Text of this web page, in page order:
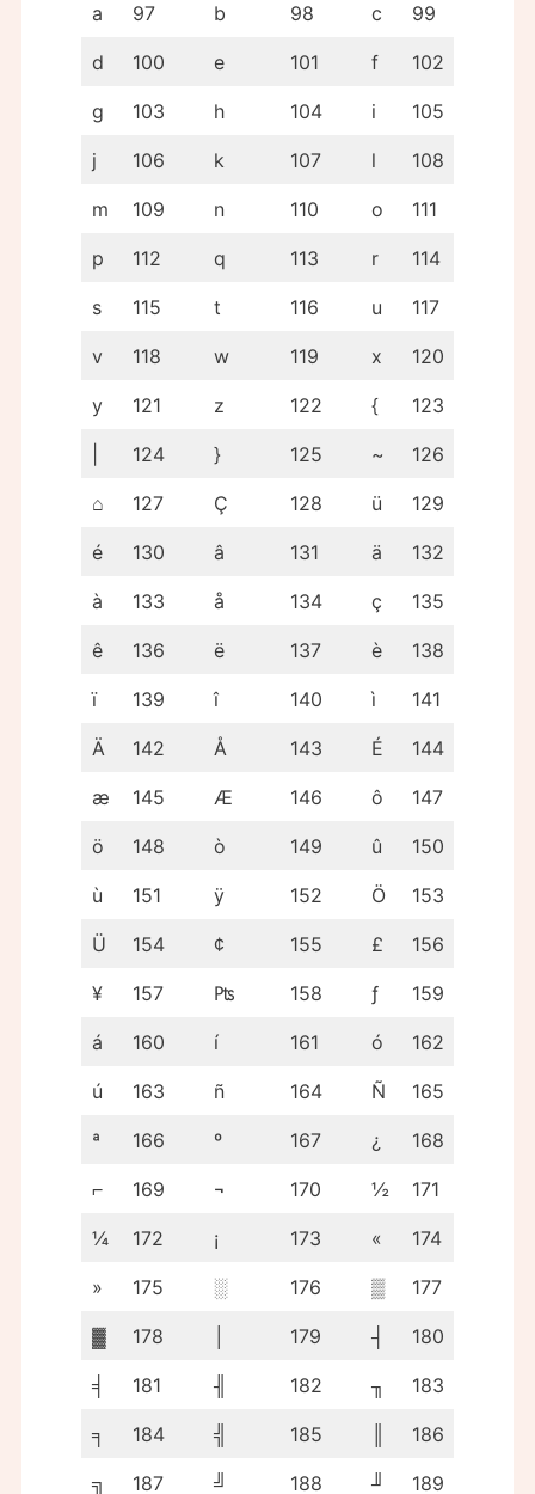
a 97 b 98 c 99
d 100 e 101 f 102
g 103 h 104 i 105
j 106 k 107 l 108
m 109 n 110 o 111
p 112 q 113 r 114
s 115 t 116 u 117
v 118 w 119 x 120
y 121 z 122 { 123
124 } 125 ~ 126
⌂ 127 Ç 128 ü 129
é 130 â 131 ä 132
à 133 å 134 ç 135
ê 136 ë 137 è 138
ï 139 î 140 ì 141
Ä 142 Å 143 É 144
æ 145 Æ 146 ô 147
ö 148 ò 149 û 150
ù 151 ÿ 152 Ö 153
Ü 154 ¢ 155 £ 156
¥ 157 ₧ 158 ƒ 159
á 160 í 161 ó 162
ú 163 ñ 164 Ñ 165
ª 166 º 167 ¿ 168
⌐ 169 ¬ 170 ½ 171
¼ 172 ¡ 173 « 174
» 175 ░ 176 ▒ 177
▓ 178 179 ┤ 180
╡ 181 ╢ 182 ╖ 183
╕ 184 ╣ 185 186
╗ 187 ╝ 188 ╜ 189